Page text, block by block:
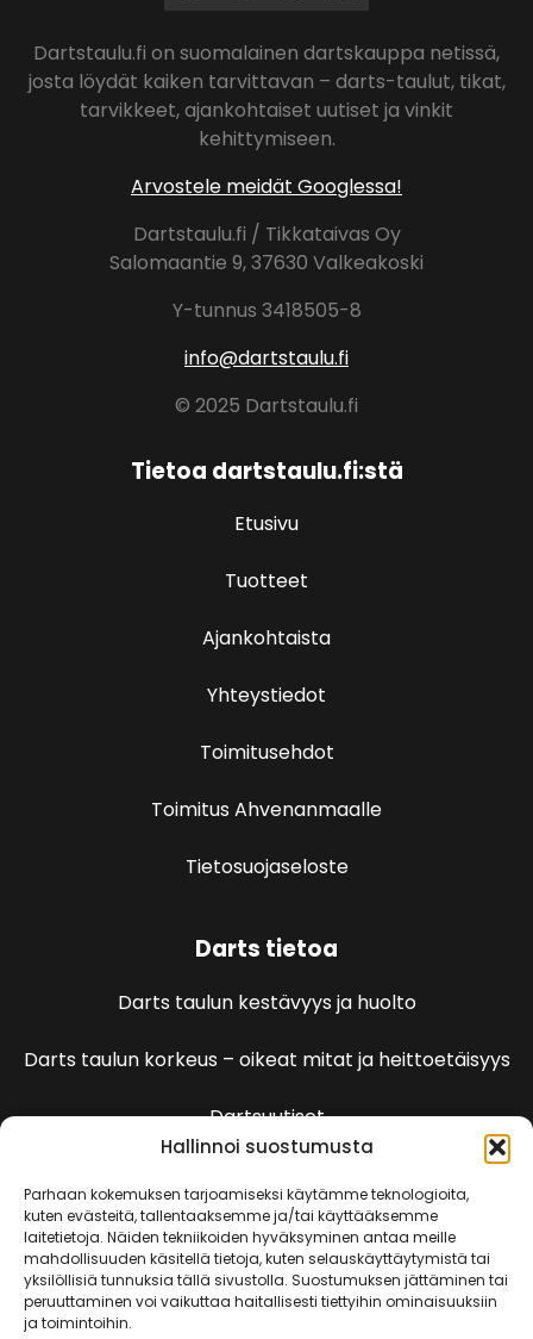
Hallinnoi suostumusta
Parhaan kokemuksen tarjoamiseksi käytämme teknologioita,
kuten evästeitä, tallentaaksemme ja/tai käyttääksemme
laitetietoja. Näiden tekniikoiden hyväksyminen antaa meille
mahdollisuuden käsitellä tietoja, kuten selauskäyttäytymistä tai
yksilöllisiä tunnuksia tällä sivustolla. Suostumuksen jättäminen tai
peruuttaminen voi vaikuttaa haitallisesti tiettyihin ominaisuuksiin
ja toimintoihin.
Dartstaulu.fi on suomalainen dartskauppa netissä,
josta löydät kaiken tarvittavan – darts-taulut, tikat,
tarvikkeet, ajankohtaiset uutiset ja vinkit
kehittymiseen.
Arvostele meidät Googlessa!
Dartstaulu.fi / Tikkataivas Oy
Salomaantie 9, 37630 Valkeakoski
Y-tunnus 3418505-8
info@dartstaulu.fi
© 2025 Dartstaulu.fi
Tietoa dartstaulu.fi:stä
Etusivu
Tuotteet
Ajankohtaista
Yhteystiedot
Toimitusehdot
Toimitus Ahvenanmaalle
Tietosuojaseloste
Darts tietoa
Darts taulun kestävyys ja huolto
Darts taulun korkeus – oikeat mitat ja heittoetäisyys
Dartsuutiset
Dartspelien sääntöjä
501 Pelin säännöt
Kenguru